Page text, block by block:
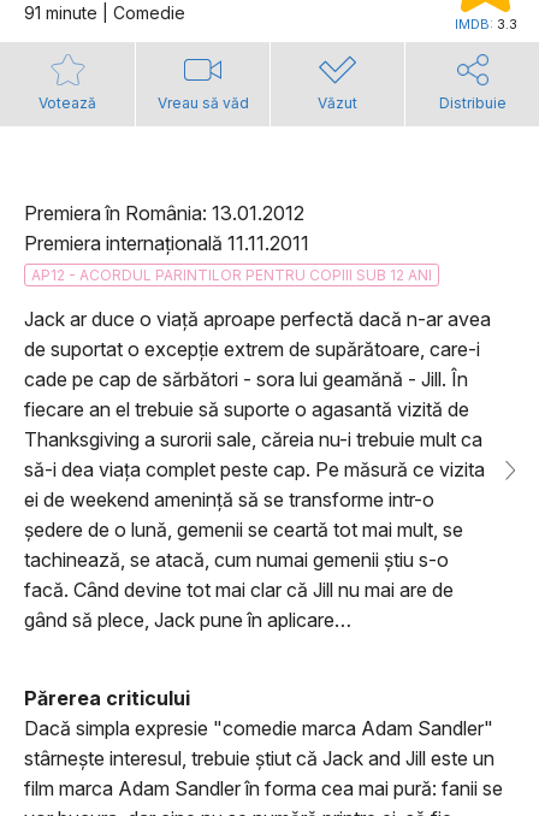
91 minute | Comedie
IMDB: 3.3
Votează Vreau să văd Văzut Distribuie
Premiera în România: 13.01.2012
Premiera internațională 11.11.2011
AP12 - ACORDUL PARINTILOR PENTRU COPIII SUB 12 ANI
Jack ar duce o viață aproape perfectă dacă n-ar avea
de suportat o excepție extrem de supărătoare, care-i
cade pe cap de sărbători - sora lui geamănă - Jill. În
fiecare an el trebuie să suporte o agasantă vizită de
Thanksgiving a surorii sale, căreia nu-i trebuie mult ca
să-i dea viața complet peste cap. Pe măsură ce vizita
ei de weekend amenință să se transforme intr-o
ședere de o lună, gemenii se ceartă tot mai mult, se
tachinează, se atacă, cum numai gemenii știu s-o
facă. Când devine tot mai clar că Jill nu mai are de
gând să plece, Jack pune în aplicare…
Părerea criticului
Dacă simpla expresie "comedie marca Adam Sandler"
stârneşte interesul, trebuie ştiut că Jack and Jill este un
film marca Adam Sandler în forma cea mai pură: fanii se